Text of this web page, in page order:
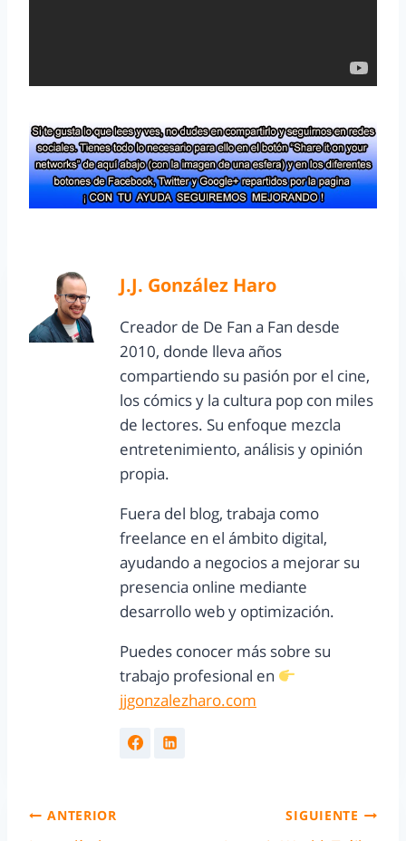
J.J. González Haro
Creador de De Fan a Fan desde
2010, donde lleva años
compartiendo su pasión por el cine,
los cómics y la cultura pop con miles
de lectores. Su enfoque mezcla
entretenimiento, análisis y opinión
propia.
Fuera del blog, trabaja como
freelance en el ámbito digital,
ayudando a negocios a mejorar su
presencia online mediante
desarrollo web y optimización.
Puedes conocer más sobre su
trabajo profesional en
jjgonzalezharo.com
ANTERIOR SIGUIENTE